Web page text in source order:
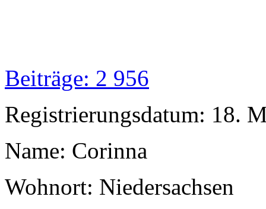
Beiträge: 2 956
Registrierungsdatum: 18.
Name: Corinna
Wohnort: Niedersachsen